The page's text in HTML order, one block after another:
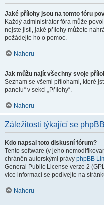
Jaké přílohy jsou na tomto fóru
Každý administrátor fóra může
nejste jisti, jaké přílohy můžete
požádejte ho o pomoc.
Nahoru
Jak můžu najít všechny svoje
Seznam se všemi přílohami, které
panelu“ v sekci „Přílohy“.
Nahoru
Záležitosti týkající se phpBB
Kdo napsal toto diskusní fórum?
Tento software (v jeho
chráněn autorskými právy phpBB
General Public License verze 2
více informací se podívejte na
Nahoru